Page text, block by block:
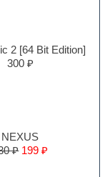
2 [64 Bit Edition]
300 ₽
NEXUS
₽ 199 ₽